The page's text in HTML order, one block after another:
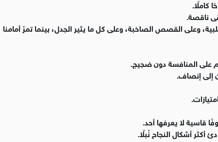
كاملًا.
ناقصة.
وعلى القصص الصاخبة، وعلى كل ما يثير الجدل، بينما تمرّ أمامنا
على المنافسة دون ضجيج.
إلى إنصاف.
قاسية لا يعرفها أحد.
أكثر أشكال النجاح نُبلًا.